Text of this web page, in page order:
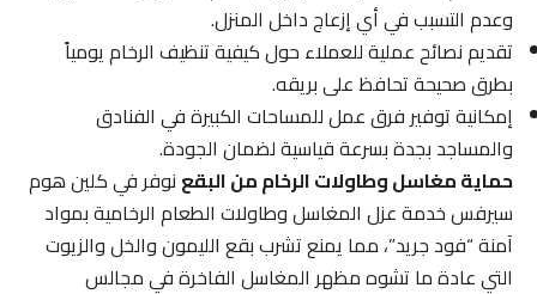
وعدم التسبب في أي إزعاج داخل المنزل.
تقديم نصائح عملية للعملاء حول كيفية تنظيف الرخام يومياً
بطرق صحيحة تحافظ على بريقه.
إمكانية توفير فرق عمل للمساحات الكبيرة في الفنادق
والمساجد بجدة بسرعة قياسية لضمان الجودة.
حماية مغاسل وطاولات الرخام من البقعنوفر في كلين هوم
سيرفس خدمة عزل المغاسل وطاولات الطعام الرخامية بمواد
آمنة “فود جريد”، مما يمنع تشرب بقع الليمون والخل والزيوت
التي عادة ما تشوه مظهر المغاسل الفاخرة في مجالس